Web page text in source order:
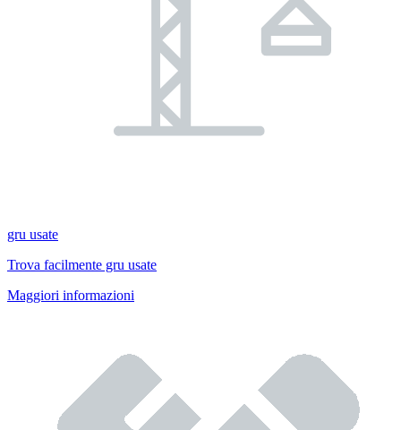
gru usate
Trova facilmente gru usate
Maggiori informazioni